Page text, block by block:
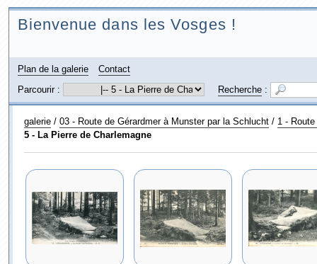
Bienvenue dans les Vosges !
Plan de la galerie
Contact
Parcourir :
Recherche:
galerie/ 03 - Route de Gérardmer à Munster par la Schlucht/ 1 -
5 - La Pierre de Charlemagne